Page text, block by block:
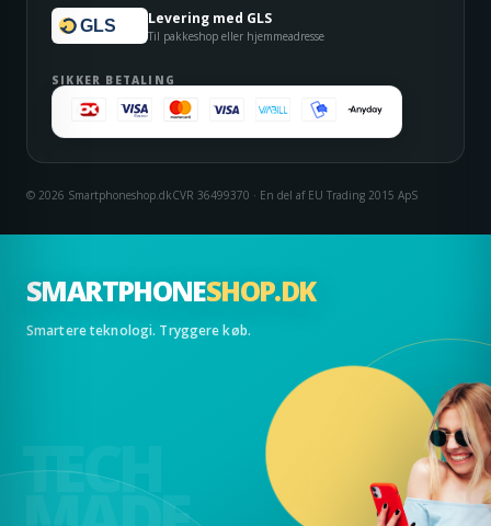
SMARTPHONESHOP.DK
Smartere teknologi. Tryggere køb.
TECH
GLS Levering med GLS
Til pakkeshop eller hjemmeadresse
SIKKER BETALING
© 2026 Smartphoneshop.dkCVR 36499370 · En del af EU Trading 2015 ApS